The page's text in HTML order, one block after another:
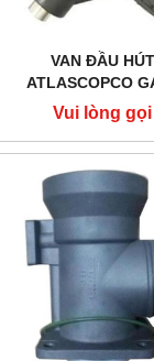
VAN ĐẦU HÚT
ATLASCOPCO
Vui lòng gọi